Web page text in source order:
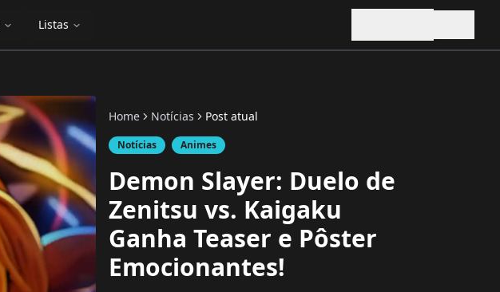
Listas
Home Notícias Post atual
Notícias Animes
Demon Slayer: Duelo de
Zenitsu vs. Kaigaku
Ganha Teaser e Pôster
Emocionantes!